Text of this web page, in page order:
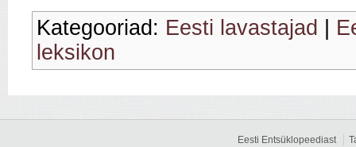
Kategooriad: Eesti lavastajad
leksikon
Eesti Entsüklopeediast